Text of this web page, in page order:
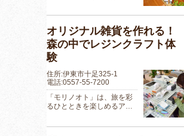
オリジナル雑貨を作れる！
森の中でレジンクラフト体
験
住所:伊東市十足325-1
電話:0557-55-7200
「モリノオト」は、旅を彩
るひとときを楽しめるア…